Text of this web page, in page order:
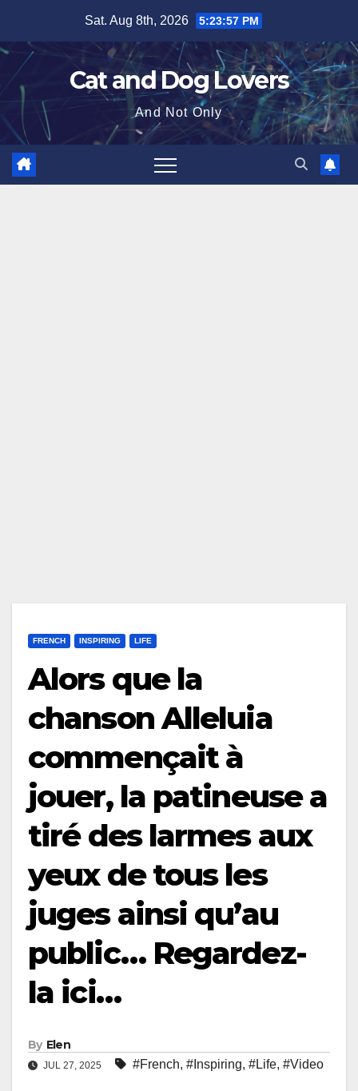
content
Sat. Aug 8th, 2026 5:23:58 PM
Cat and Dog Lovers
And Not Only
FRENCH INSPIRING LIFE
Alors que la
chanson Alleluia
commençait à
jouer, la patineuse a
tiré des larmes aux
yeux de tous les
juges ainsi qu’au
public… Regardez-
la ici…
By Elen
JUL 27, 2025 #French, #Inspiring, #Life, #Video